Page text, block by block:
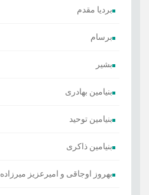
بردیا مقدم
برسام
بشیر
بنیامین بهادری
بنیامین توحید
بنیامین ذاکری
بهروز اوجاقی و امیرعزیز میرزاده